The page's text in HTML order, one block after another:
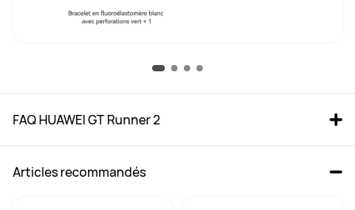
FAQ HUAWEI GT Runner 2
Articles recommandés